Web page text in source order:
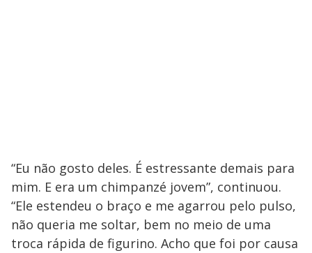
“Eu não gosto deles. É estressante demais para
mim. E era um chimpanzé jovem”, continuou.
“Ele estendeu o braço e me agarrou pelo pulso,
não queria me soltar, bem no meio de uma
troca rápida de figurino. Acho que foi por causa